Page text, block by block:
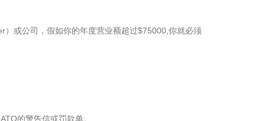
或公司，假如你的年度营业额超过$75000,你就必须
的警告信或罚款单。